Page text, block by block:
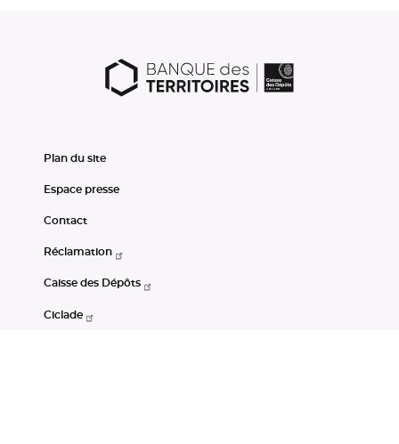
Plan du site
Espace presse
Contact
Réclamation
Caisse des Dépôts
Ciclade